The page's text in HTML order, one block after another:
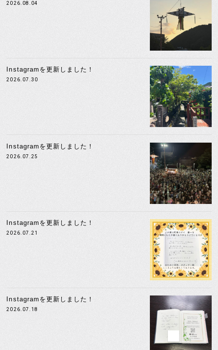
2026.08.04
Instagramを更新しました！
2026.07.30
Instagramを更新しました！
2026.07.25
Instagramを更新しました！
2026.07.21
Instagramを更新しました！
2026.07.18